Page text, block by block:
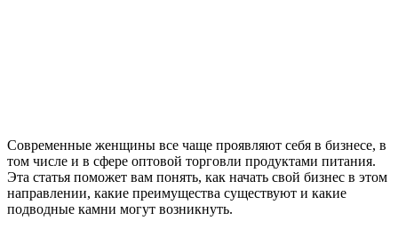
Современные женщины все чаще проявляют себя в бизнесе, в
том числе и в сфере оптовой торговли продуктами питания.
Эта статья поможет вам понять, как начать свой бизнес в этом
направлении, какие преимущества существуют и какие
подводные камни могут возникнуть.